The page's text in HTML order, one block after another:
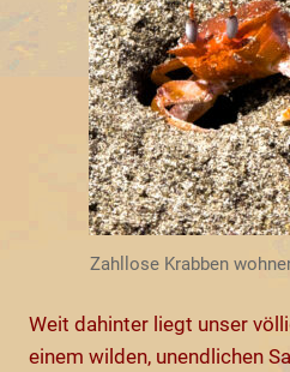
Zahllose Krabben
Weit dahinter liegt unser
einem wilden, unendlichen